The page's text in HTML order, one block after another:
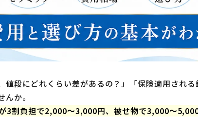
値段にどれくらい差があるの？」「保険適用され
か。
3割負担で2,000〜3,000円、被せ物で3,000〜